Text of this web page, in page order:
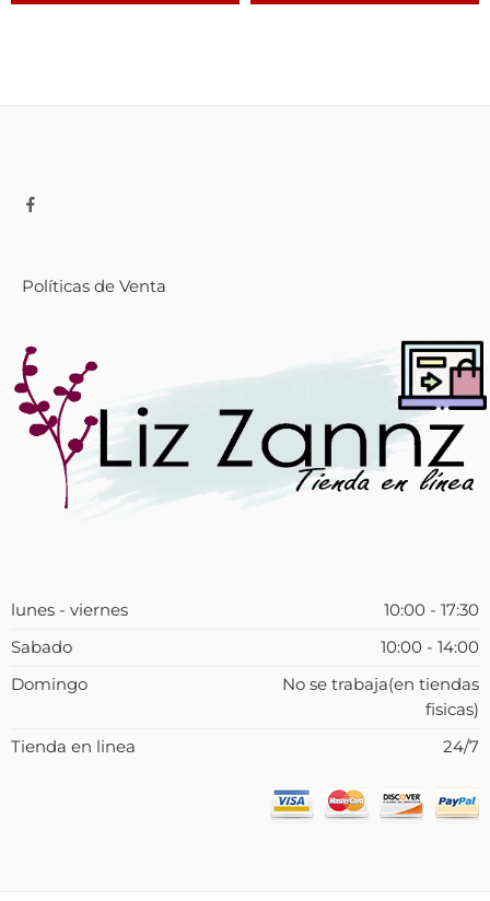
Políticas de Venta
lunes - viernes
10:00 - 17:30
Sabado
10:00 - 14:00
Domingo
No se trabaja(en tiendas
fisicas)
Tienda en linea
24/7